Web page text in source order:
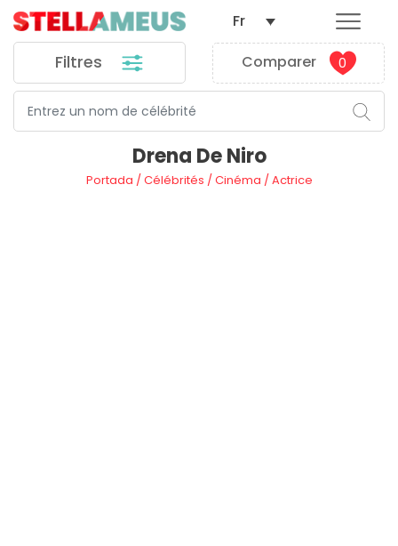
Filtres Comparer 0
Fr
Drena De Niro
Portada /Célébrités /Cinéma /Actrice